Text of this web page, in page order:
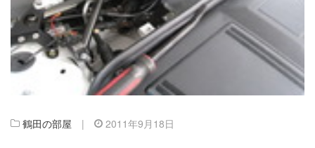
鶴田の部屋 | 2011年9月18日